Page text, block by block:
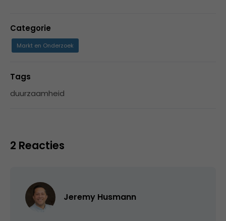
Categorie
Markt en Onderzoek
Tags
duurzaamheid
2 Reacties
Jeremy Husmann